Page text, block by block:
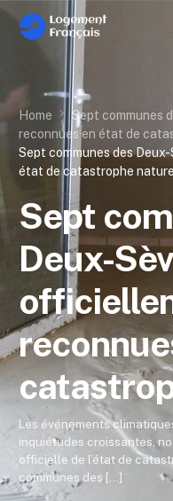
Home
Sept communes
reconnues en état de
Sept communes des
état de catastrophe
Sept
Deux-
Les événements
inquiétudes croissantes,
officielle de l’état de
communes des […]